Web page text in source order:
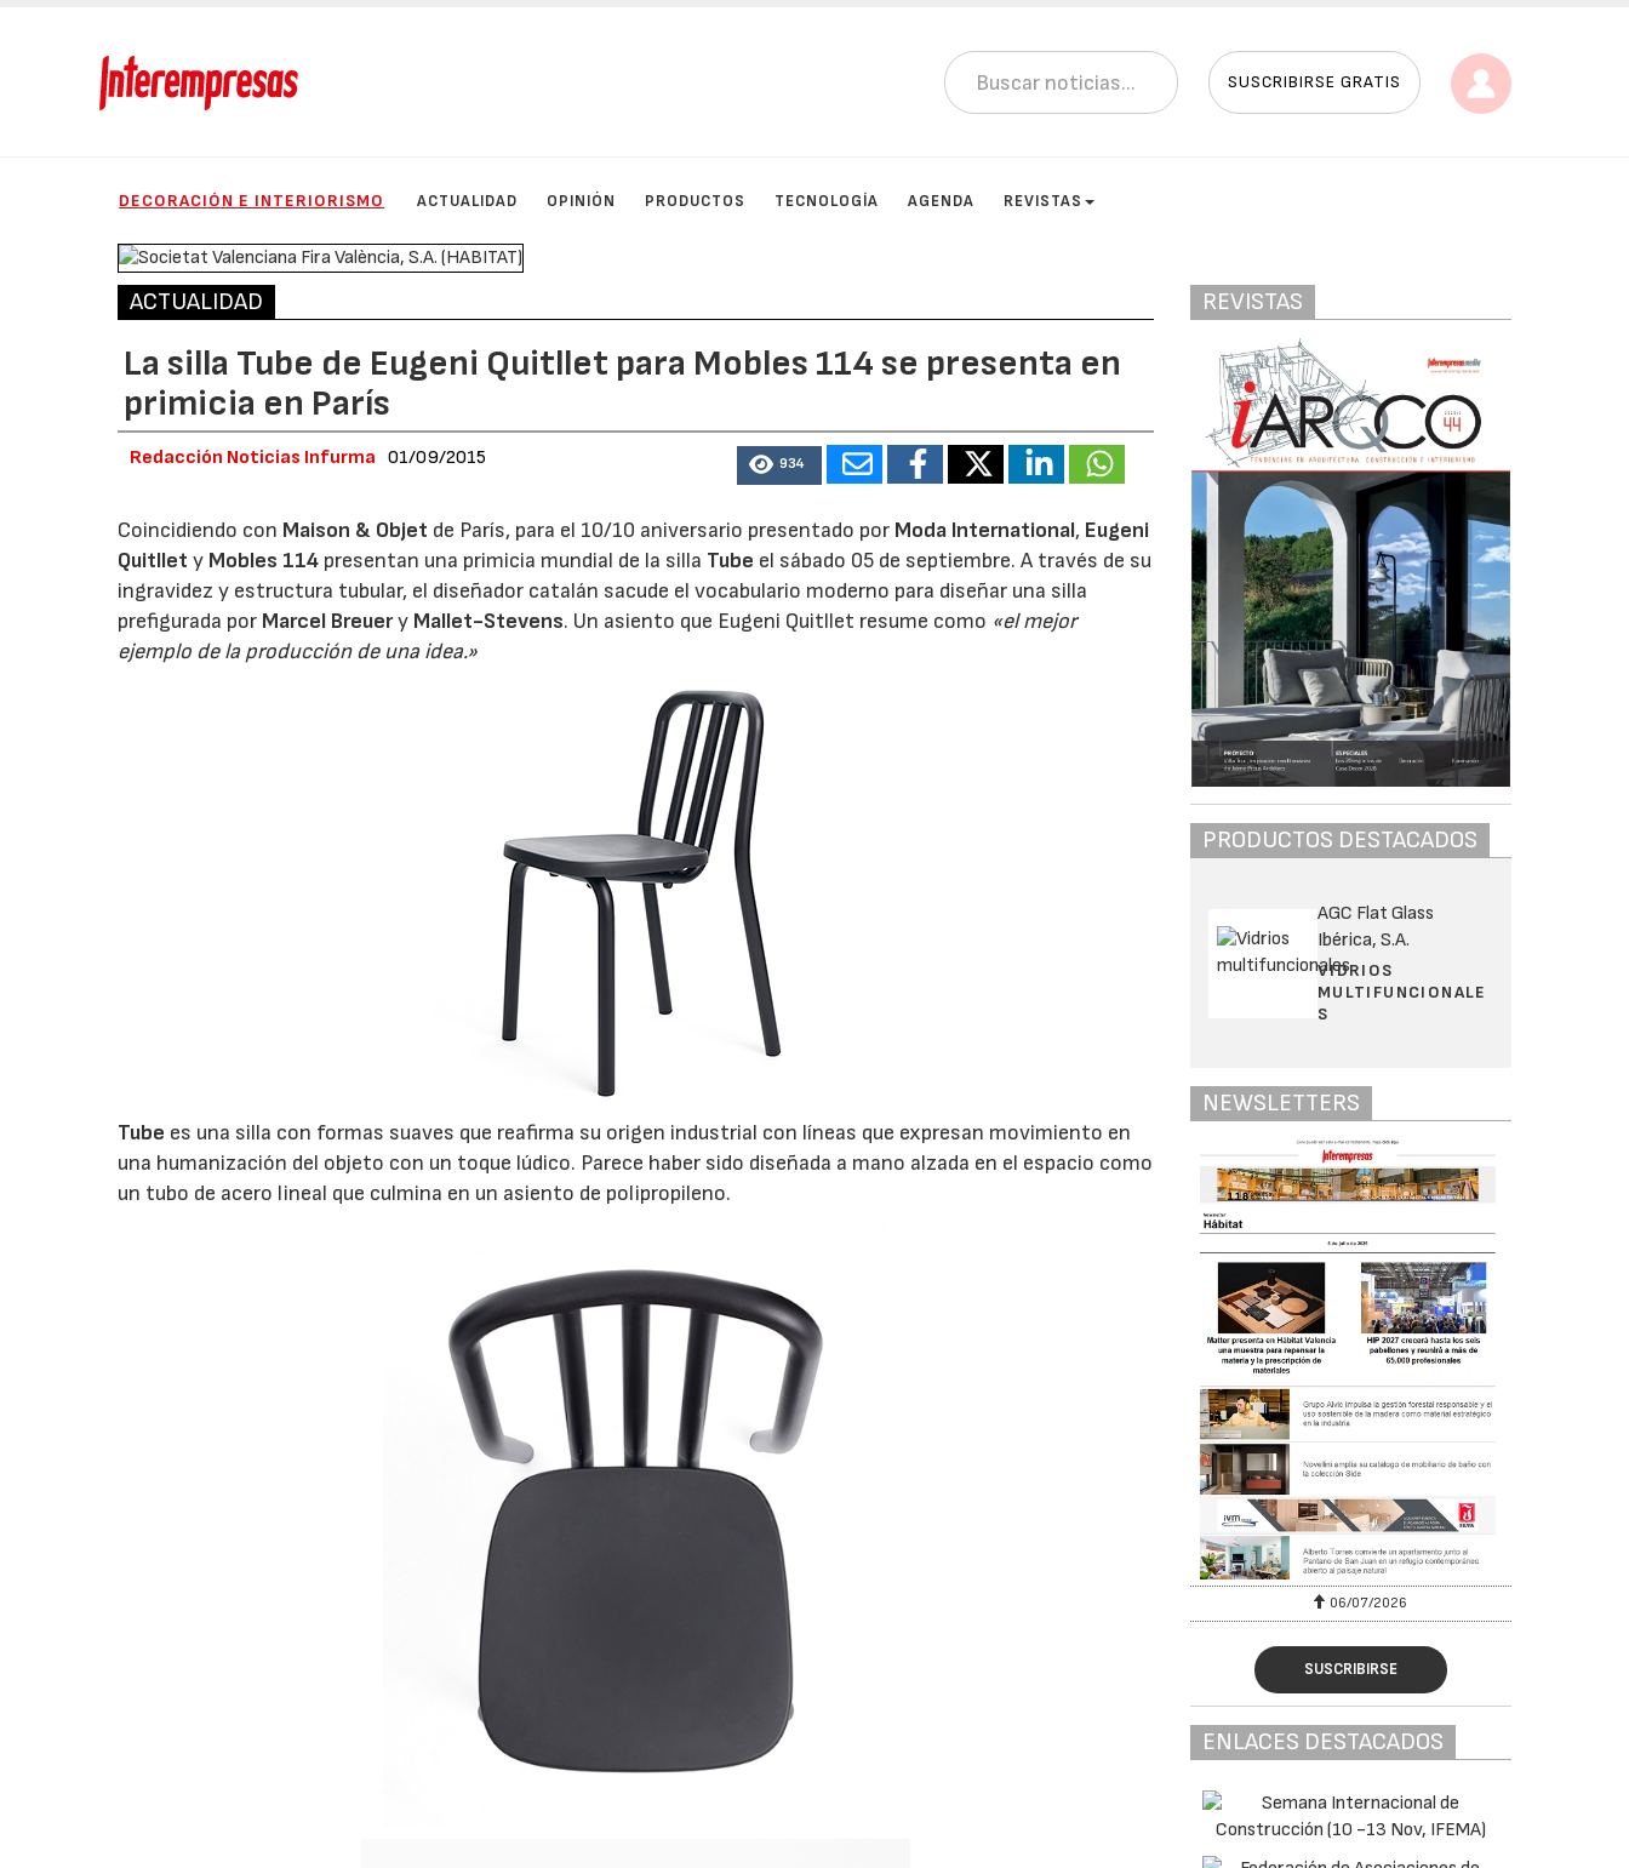
SUSCRIBIRSE GRATIS
DECORACIÓN E INTERIORISMO ACTUALIDAD OPINIÓN PRODUCTOS TECNOLOGÍA AGENDA REVISTAS
ACTUALIDAD
La silla Tube de Eugeni Quitllet para Mobles 114 se presenta en
primicia en París
Redacción Noticias Infurma 01/09/2015 934
Coincidiendo con Maison & Objet de París, para el 10/10 aniversario presentado por Moda International, Eugeni
Quitllet y Mobles 114 presentan una primicia mundial de la silla Tube el sábado 05 de septiembre. A través de su
ingravidez y estructura tubular, el diseñador catalán sacude el vocabulario moderno para diseñar una silla
prefigurada por Marcel Breuery Mallet-Stevens. Un asiento que Eugeni Quitllet resume como «el mejor
ejemplo de la producción de una idea.»
Tube es una silla con formas suaves que reafirma su origen industrial con líneas que expresan movimiento en
una humanización del objeto con un toque lúdico. Parece haber sido diseñada a mano alzada en el espacio como
un tubo de acero lineal que culmina en un asiento de polipropileno.
REVISTAS
PRODUCTOS DESTACADOS
AGC Flat Glass
Ibérica, S.A.
VIDRIOS
MULTIFUNCIONALE
S
NEWSLETTERS
06/07/2026
SUSCRIBIRSE
ENLACES DESTACADOS